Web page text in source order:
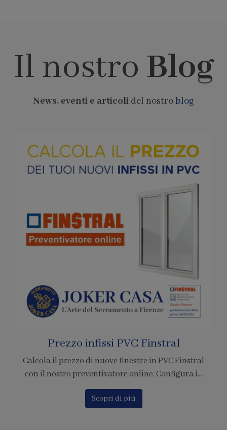
Il nostro Blog
News, eventi e articoli del nostroblog
i...
Pagamenti con Bitcoin
È ufficiale! Abbiamo accreditato la nostra
per l'adesione al circuito di pagamento
Scopri di più